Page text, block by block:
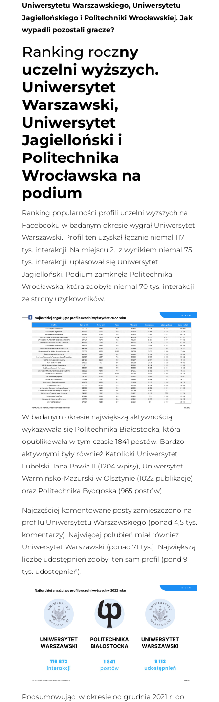
Uniwersytetu Warszawskiego, Uniwersytetu
Jagiellońskiego i Politechniki Wrocławskiej. Jak
wypadli pozostali gracze?
Ranking roczny
uczelni wyższych.
Uniwersytet
Warszawski,
Uniwersytet
Jagielloński i
Politechnika
Wrocławska na
podium
Ranking popularności profili uczelni wyższych na
Facebooku w badanym okresie wygrał Uniwersytet
Warszawski. Profil ten uzyskał łącznie niemal 117
tys. interakcji. Na miejscu 2., z wynikiem niemal 75
tys. interakcji, uplasował się Uniwersytet
Jagielloński. Podium zamknęła Politechnika
Wrocławska, która zdobyła niemal 70 tys. interakcji
ze strony użytkowników.
W badanym okresie największą aktywnością
wykazywała się Politechnika Białostocka, która
opublikowała w tym czasie 1841 postów. Bardzo
aktywnymi były również Katolicki Uniwersytet
Lubelski Jana Pawła II (1204 wpisy), Uniwersytet
Warmińsko-Mazurski w Olsztynie (1022 publikacje)
oraz Politechnika Bydgoska (965 postów).
Najczęściej komentowane posty zamieszczono na
profilu Uniwersytetu Warszawskiego (ponad 4,5 tys.
komentarzy). Najwięcej polubień miał również
Uniwersytet Warszawski (ponad 71 tys.). Największą
liczbę udostępnień zdobył ten sam profil (pond 9
tys. udostępnień).
Podsumowując, w okresie od grudnia 2021 r. do